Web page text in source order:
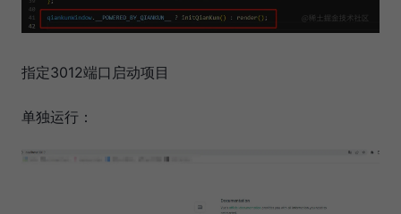
指定3012端口启动项目
单独运行：